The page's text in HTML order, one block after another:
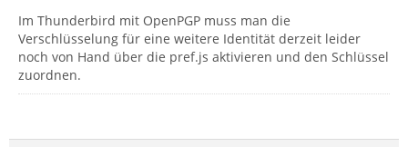
Im Thunderbird mit OpenPGP muss man die
Verschlüsselung für eine weitere Identität derzeit leider
noch von Hand über die pref.js aktivieren und den Schlüssel
zuordnen.